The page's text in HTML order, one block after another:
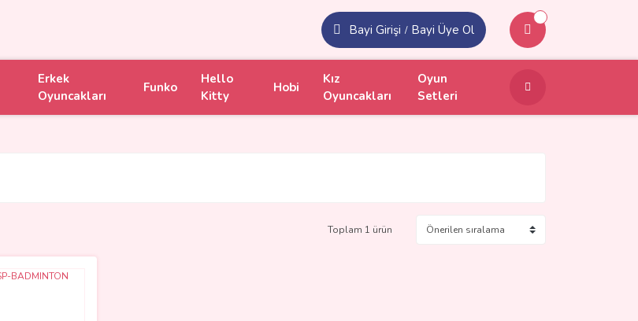
Bayi Girişi / Bayi Üye Ol
Erkek
Oyuncakları
Funko
Hello
Kitty
Hobi
Kız
Oyuncakları
Oyun
Setleri
Toplam 1 ürün